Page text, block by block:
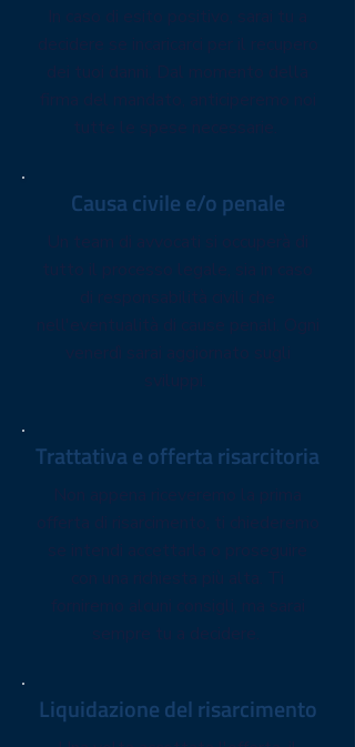
Causa civile e/o penale
Trattativa e offerta risarcitoria
Liquidazione del risarcimento